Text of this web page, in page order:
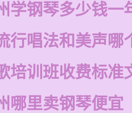
学钢琴多少钱一
行唱法和美声哪
培训班收费标准
哪里卖钢琴便宜